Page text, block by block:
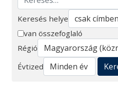
Keresés
Keresés helye
van összefoglaló
Régió
Évtized